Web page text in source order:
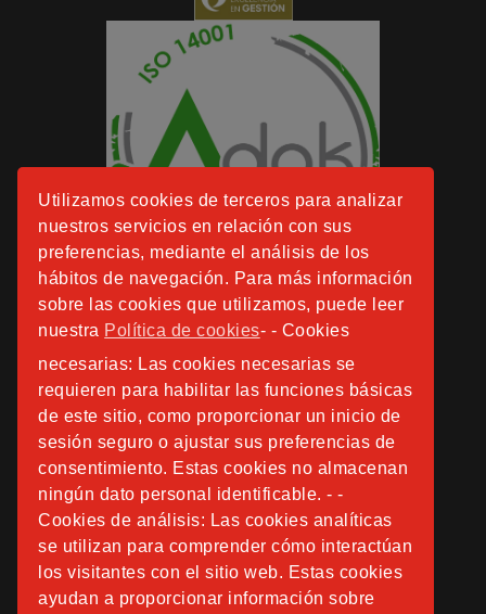
Utilizamos cookies de terceros para analizar
nuestros servicios en relación con sus
preferencias, mediante el análisis de los
hábitos de navegación. Para más información
sobre las cookies que utilizamos, puede leer
nuestra Política de cookies- - Cookies
necesarias: Las cookies necesarias se
requieren para habilitar las funciones básicas
de este sitio, como proporcionar un inicio de
sesión seguro o ajustar sus preferencias de
consentimiento. Estas cookies no almacenan
ningún dato personal identificable. - -
Cookies de análisis: Las cookies analíticas
se utilizan para comprender cómo interactúan
los visitantes con el sitio web. Estas cookies
ayudan a proporcionar información sobre